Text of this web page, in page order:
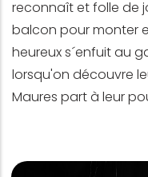
reconnaît et folle de
balcon pour monter
heureux s´enfuit au
lorsqu'on découvre
Maures part à leur